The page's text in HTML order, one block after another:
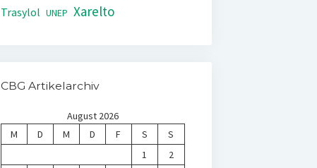
Trasylol UNEP Xarelto
CBG Artikelarchiv
August 2026
M
D M D F S
S
1
2